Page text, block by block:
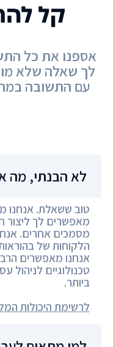
לא הבנתי, מה
טוב ששאלת. אנחנו
מאפשרים לך ליצור
מסמכים אחרים.
הלקוחות של
אנחנו מאפשרים
טכנולוגיים לניהול
ביותר.
לרשימת היכולות
קל
אספנו את כל
לך שאלה שלא
עם התשובה